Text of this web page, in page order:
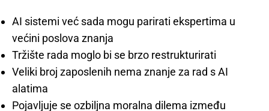
AI sistemi već sada mogu parirati ekspertima u
većini poslova znanja
Tržište rada moglo bi se brzo restrukturirati
Veliki broj zaposlenih nema znanje za rad s AI
alatima
Pojavljuje se ozbiljna moralna dilema između